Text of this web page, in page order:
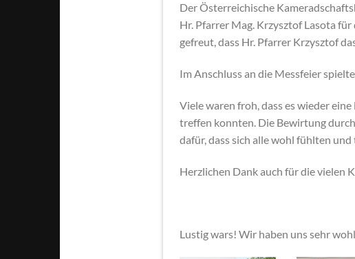
Der Österreichische
Hr. Pfarrer Mag. Krzysztof Lasota
gefreut, dass Hr. Pfarrer Krzysztof
Im Anschluss an die Messfeier
Viele waren froh, dass es wieder
treffen konnten. Die Bewirtung
dafür, dass sich alle wohl fühlten
Herzlichen Dank auch für die vielen
Lustig wars! Wir haben uns sehr